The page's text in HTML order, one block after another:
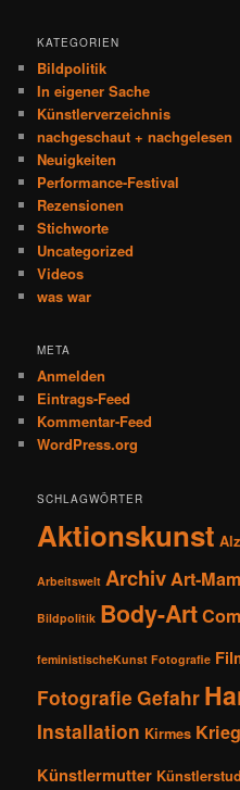
KATEGORIEN
Bildpolitik
In eigener Sache
Künstlerverzeichnis
nachgeschaut + nachgelesen
Neuigkeiten
Performance-Festival
Rezensionen
Stichworte
Uncategorized
Videos
was war
META
Anmelden
Eintrags-Feed
Kommentar-Feed
WordPress.org
SCHLAGWÖRTER
Aktionskunst
Arbeitswelt Archiv Art-
Bildpolitik Body-Art
feministischeKunst Fotografie
Fotografie Gefahr
Installation Kirmes Krieg
Künstlermutter